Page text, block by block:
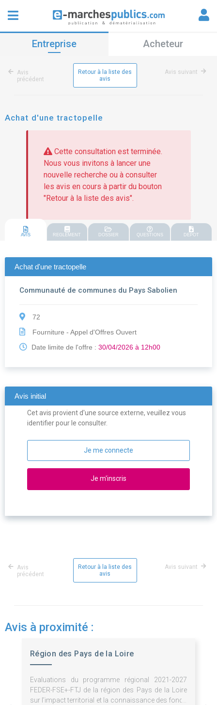
Entreprise Acheteur
Avis
précédent
Retour à la liste des
avis
Avis suivant
Achat d'une tractopelle
Cette consultation est terminée.
Nous vous invitons à lancer une
nouvelle recherche ou à consulter
les avis en cours à partir du bouton
"Retour à la liste des avis".
AVIS REGLEMENT DOSSIER QUESTIONS DEPOT
Achat d'une tractopelle
Communauté de communes du Pays Sabolien
72
Fourniture - Appel d'Offres Ouvert
Date limite de l'offre : 30/04/2026 à 12h00
Avis initial
Cet avis provient d'une source externe, veuillez vous
identifier pour le consulter.
Je me connecte
Je m'inscris
Avis
précédent
Retour à la liste des
avis
Avis suivant
Avis à proximité :
Région des Pays de la Loire
Evaluations du programme régional 2021-2027
FEDER-FSE+-FTJ de la région des Pays de la Loire
sur l’impact territorial et la connaissance des fonds